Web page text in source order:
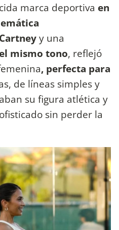
marca deportiva en
y una
mismo tono, reflejó
, perfecta para
de líneas simples y
su figura atlética y
sin perder la